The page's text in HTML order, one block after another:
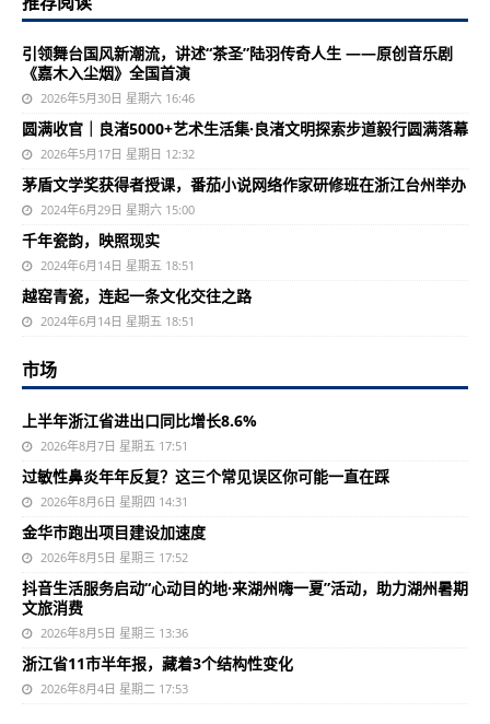
引领舞台国风新潮流，讲述“茶圣”陆羽传奇人生 ——原创音乐剧
《嘉木入尘烟》全国首演
2026年5月30日 星期六 16:46
圆满收官｜良渚5000+艺术生活集·良渚文明探索步道毅行圆满落幕
2026年5月17日 星期日 12:32
茅盾文学奖获得者授课，番茄小说网络作家研修班在浙江台州举办
2024年6月29日 星期六 15:00
千年瓷韵，映照现实
2024年6月14日 星期五 18:51
越窑青瓷，连起一条文化交往之路
2024年6月14日 星期五 18:51
市场
上半年浙江省进出口同比增长8.6%
2026年8月7日 星期五 17:51
过敏性鼻炎年年反复？这三个常见误区你可能一直在踩
2026年8月6日 星期四 14:31
金华市跑出项目建设加速度
2026年8月5日 星期三 17:52
抖音生活服务启动“心动目的地·来湖州嗨一夏”活动，助力湖州暑期
文旅消费
2026年8月5日 星期三 13:36
浙江省11市半年报，藏着3个结构性变化
2026年8月4日 星期二 17:53